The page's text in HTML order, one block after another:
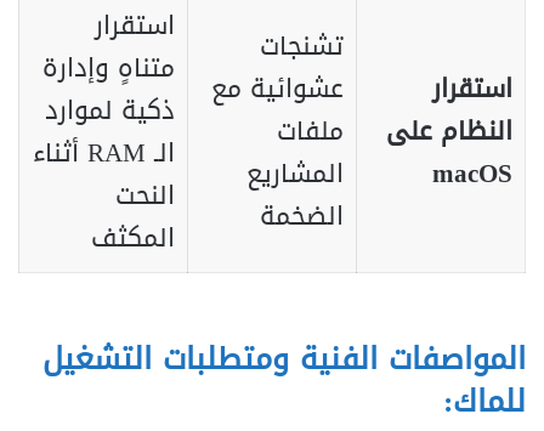
استقرار
النظام على
macOS
تشنجات
عشوائية مع
ملفات
المشاريع
الضخمة
استقرار
متناهٍ وإدارة
ذكية لموارد
الـ RAM أثناء
النحت
المكثف
المواصفات الفنية ومتطلبات التشغيل
للماك: